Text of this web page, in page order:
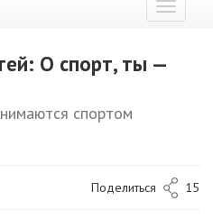
Показать
меню
О спорт, ты —
спортом
Поделиться 15